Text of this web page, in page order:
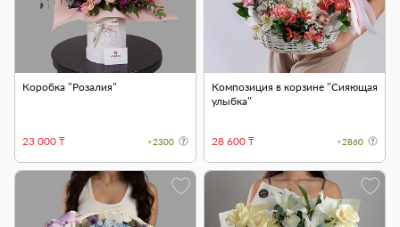
Коробка "Розалия"
23 000 ₸ +2300
Композиция в корзине "Сияющая
улыбка"
28 600 ₸ +2860